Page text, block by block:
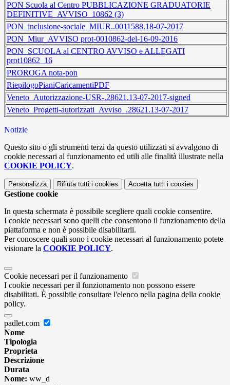
PON Scuola al Centro PUBBLICAZIONE GRADUATORIE
DEFINITIVE_AVVISO_10862 (3)
PON_inclusione-sociale_MIUR..0011588.18-07-2017
PON_Miur_AVVISO prot-0010862-del-16-09-2016
PON_SCUOLA al CENTRO AVVISO e ALLEGATI
prot10862_16
PROROGA nota-pon
RiepilogoPianiCaricamentiPDF
Veneto_Autorizzazione-USR-.28621.13-07-2017-signed
Veneto_Progetti-autorizzati_Avviso_.28621.13-07-2017
Notizie
Questo sito o gli strumenti terzi da questo utilizzati si avvalgono di
cookie necessari al funzionamento ed utili alle finalità illustrate nella
COOKIE POLICY.
Personalizza Rifiuta tutti i cookies Accetta tutti i cookies
Gestione cookie
In questa schermata è possibile scegliere quali cookie consentire.
I cookie necessari sono quelli che consentono il funzionamento della
piattaforma e non è possibile disabilitarli.
Per conoscere quali sono i cookie necessari al funzionamento potete
visionare la COOKIE POLICY.
Cookie necessari per il funzionamento
I cookie necessari per il funzionamento non possono essere
disabilitati. È possibile consultare l'elenco nella pagina della cookie
policy.
padlet.com
Nome
Tipologia
Proprieta
Descrizione
Durata
Nome: ww_d